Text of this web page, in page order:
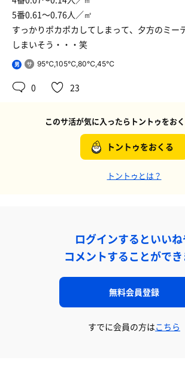
5番0.61〜0.76人／㎡
すっかりポカポカしてしまって、夕方のミー
しまいそう・・・笑
男 95℃,105℃,80℃,45℃
0 23
このサ活が気に入ったらトントゥをお
トントゥをおくる
トントゥとは？
ログインするといい
コメントすることがで
無料会員登録
すでに会員の方はこちら